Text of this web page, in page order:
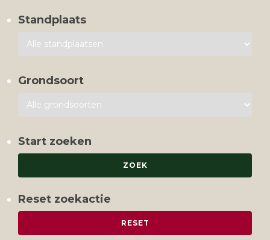
Standplaats
Grondsoort
Start zoeken
Reset zoekactie